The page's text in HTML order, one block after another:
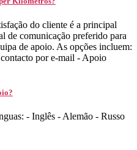
do cliente é a principal
de comunicação preferido para
de apoio. As opções incluem:
por e-mail - Apoio
- Inglês - Alemão - Russo